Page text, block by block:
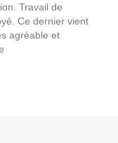
Travail de
Ce dernier vient
agréable et